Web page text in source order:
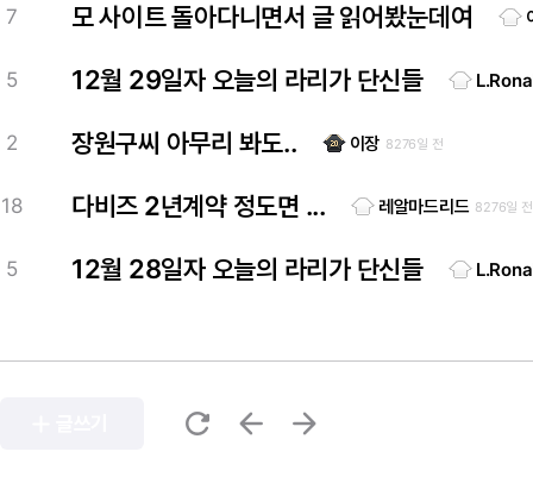
7 모 사이트 돌아다니면서 글 읽어봤눈데여
5 12월 29일자 오늘의 라리가 단신들
2 장원구씨 아무리 봐도.. 이장 8276일 전
18 다비즈 2년계약 정도면 ... 레알마드리드 8276일 전
5 12월 28일자 오늘의 라리가 단신들
refresh arrow_back arrow_forward